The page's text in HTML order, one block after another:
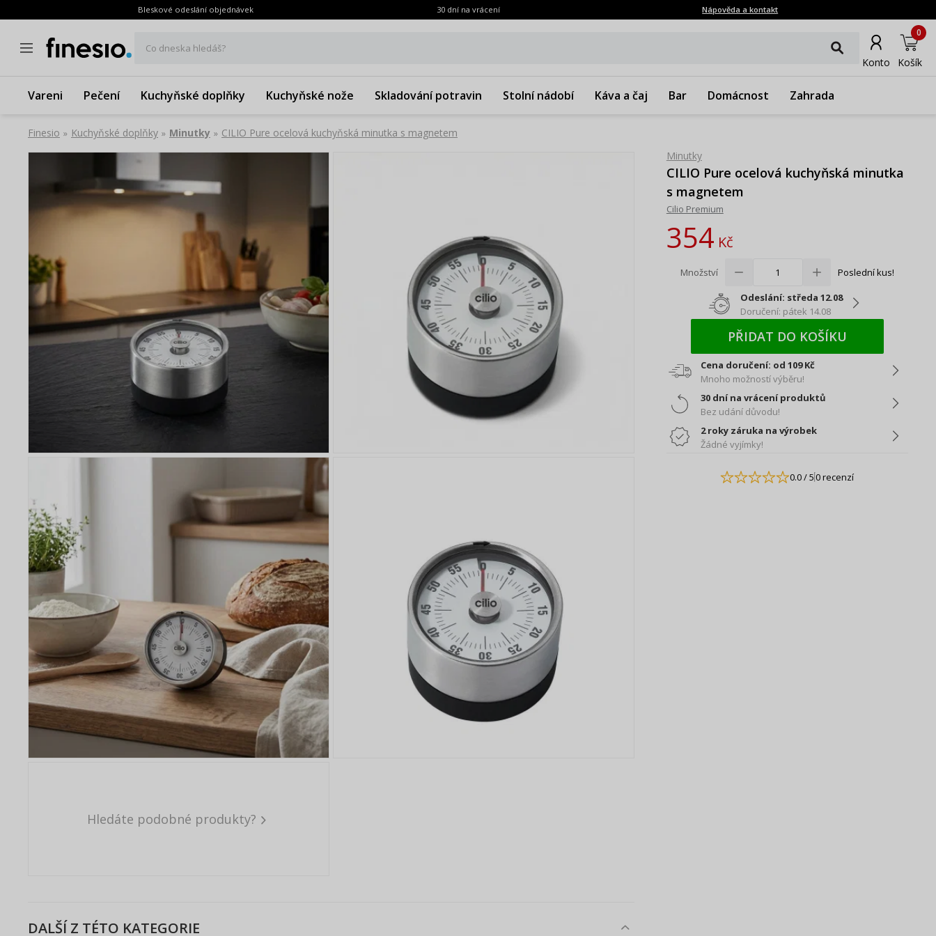
Bleskové odeslání objednávek 30 dní na vrácení Nápověda a kontakt
Co dneska hledáš?
Konto Košík
0
Vareni Pečení Kuchyňské doplňky Kuchyňské nože Skladování potravin Stolní nádobí Káva a čaj Bar Domácnost Zahrada
Finesio » Kuchyňské doplňky » Minutky » CILIO Pure ocelová kuchyňská minutka s magnetem
Hledáte podobné produkty?
Minutky
CILIO Pure ocelová kuchyňská minutka
s magnetem
Cilio Premium
354Kč
Množství Poslední kus!
Odeslání: středa 12.08
Doručení: pátek 14.08
PŘIDAT DO KOŠÍKU
Cena doručení: od 109 Kč
Mnoho možností výběru!
30 dní na vrácení produktů
Bez udání důvodu!
2 roky záruka na výrobek
Žádné vyjímky!
0.0/ 50 recenzí
DALŠÍ Z TÉTO KATEGORIE